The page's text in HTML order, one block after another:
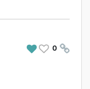
# 0